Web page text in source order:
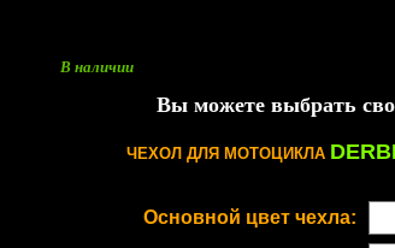
В наличии
Вы можете выбрать
ЧЕХОЛ ДЛЯ МОТОЦИКЛА
Основной цвет чехла: